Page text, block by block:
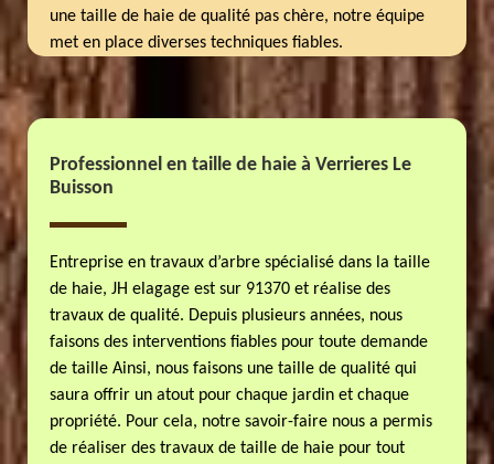
une taille de haie de qualité pas chère, notre équipe
met en place diverses techniques fiables.
Professionnel en taille de haie à Verrieres Le
Buisson
Entreprise en travaux d’arbre spécialisé dans la taille
de haie, JH elagage est sur 91370 et réalise des
travaux de qualité. Depuis plusieurs années, nous
faisons des interventions fiables pour toute demande
de taille Ainsi, nous faisons une taille de qualité qui
saura offrir un atout pour chaque jardin et chaque
propriété. Pour cela, notre savoir-faire nous a permis
de réaliser des travaux de taille de haie pour tout